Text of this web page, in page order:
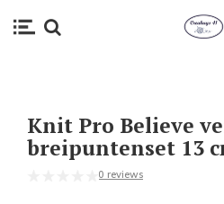
Knit Pro Believe
breipuntenset 13
0 reviews